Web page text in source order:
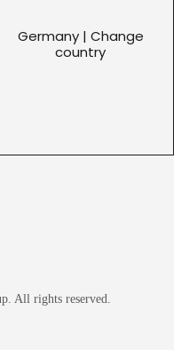
Germany | Change
country
All rights reserved.